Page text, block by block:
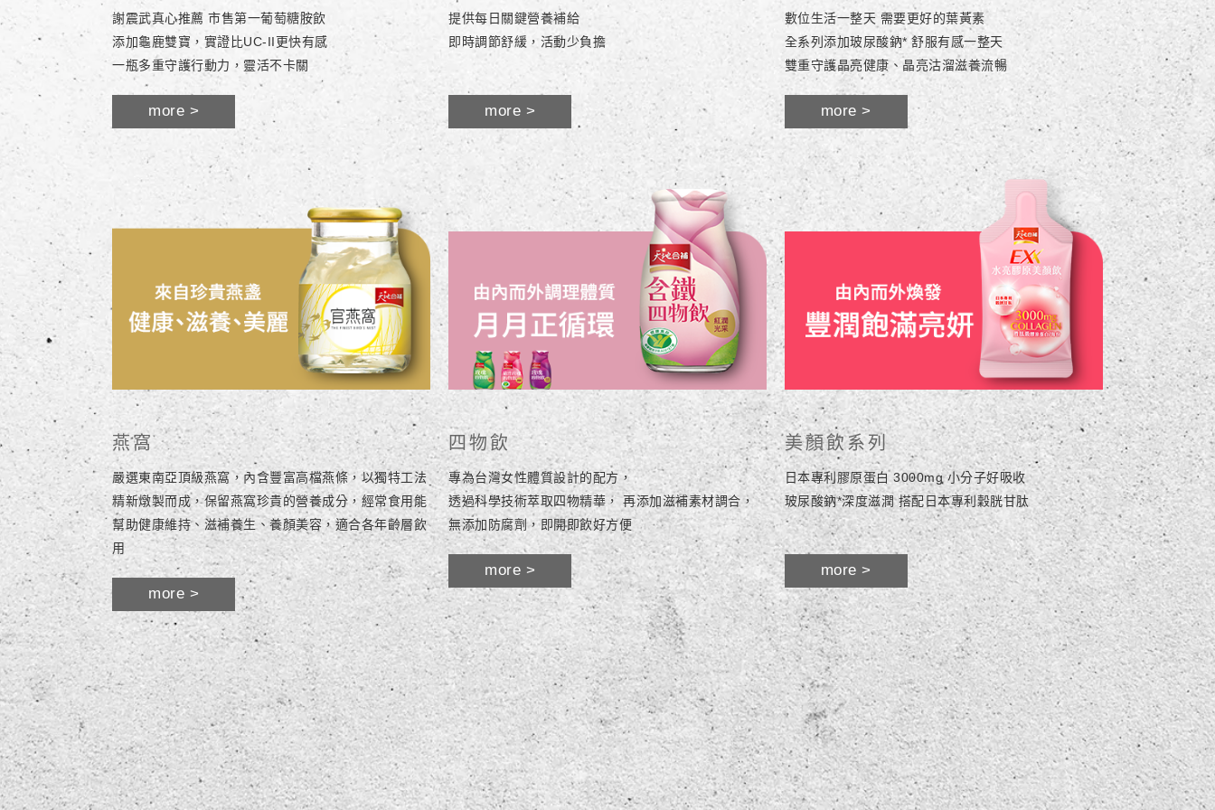
謝震武真心推薦 市售第一葡萄糖胺飲
添加龜鹿雙寶，實證比UC-II更快有感
一瓶多重守護行動力，靈活不卡關
more
提供每日關鍵營養補給
即時調節舒緩，活動少負擔
more
數位生活一整天 需要更好的葉黃素
全系列添加玻尿酸鈉* 舒服有感一整天
雙重守護晶亮健康、晶亮沽溜滋養流暢
more
燕窩
嚴選東南亞頂級燕窩，內含豐富高檔燕條，以獨特工法
精新燉製而成，保留燕窩珍貴的營養成分，經常食用能
幫助健康維持、滋補養生、養顏美容，適合各年齡層飲
用
more
四物飲
專為台灣女性體質設計的配方，
透過科學技術萃取四物精華， 再添加滋補素材調合，
無添加防腐劑，即開即飲好方便
more
美顏飲系列
日本專利膠原蛋白 3000mg 小分子好吸收
玻尿酸鈉*深度滋潤 搭配日本專利穀胱甘肽
more